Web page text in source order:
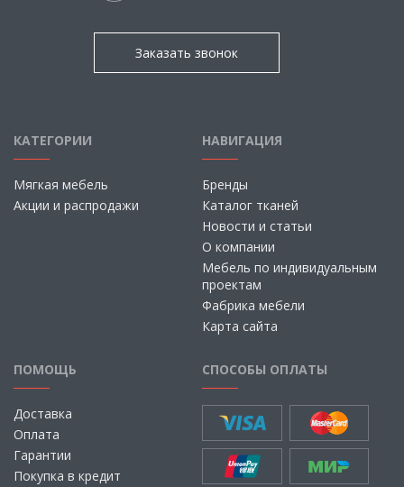
Заказать звонок
КАТЕГОРИИ
Мягкая мебель
Акции и распродажи
НАВИГАЦИЯ
Бренды
Каталог тканей
Новости и статьи
О компании
Мебель по индивидуальным
проектам
Фабрика мебели
Карта сайта
ПОМОЩЬ
Доставка
Оплата
Гарантии
Покупка в кредит
СПОСОБЫ ОПЛАТЫ